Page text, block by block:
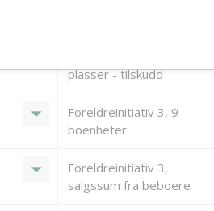
plasser - tilskudd
arrow_drop_down
Foreldreinitiativ 3, 9
boenheter
arrow_drop_down
Foreldreinitiativ 3,
salgssum fra beboere